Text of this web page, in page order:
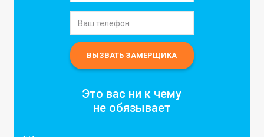
Это вас ни к чему
не обязывает